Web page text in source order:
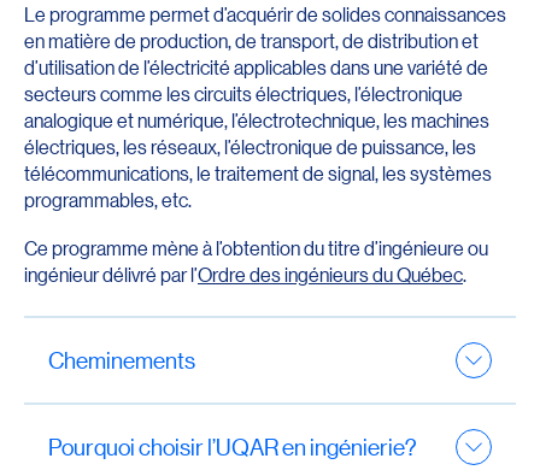
Le programme permet d’acquérir de solides connaissances
en matière de production, de transport, de distribution et
d’utilisation de l’électricité applicables dans une variété de
secteurs comme les circuits électriques, l’électronique
analogique et numérique, l’électrotechnique, les machines
électriques, les réseaux, l’électronique de puissance, les
télécommunications, le traitement de signal, les systèmes
programmables, etc.
Ce programme mène à l’obtention du titre d’ingénieure ou
ingénieur délivré par l’Ordre des ingénieurs du Québec.
Cheminements
déterminés par le profil de l’étudiante ou de l’étudiant :
Pourquoi choisir l’UQAR en ingénierie?